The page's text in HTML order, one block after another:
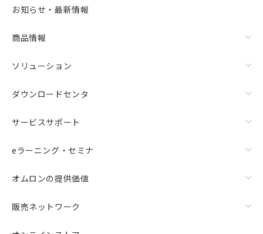
お知らせ・最新情報
商品情報
ソリューション
ダウンロードセンタ
サービスサポート
eラーニング・セミナ
オムロンの提供価値
販売ネットワーク